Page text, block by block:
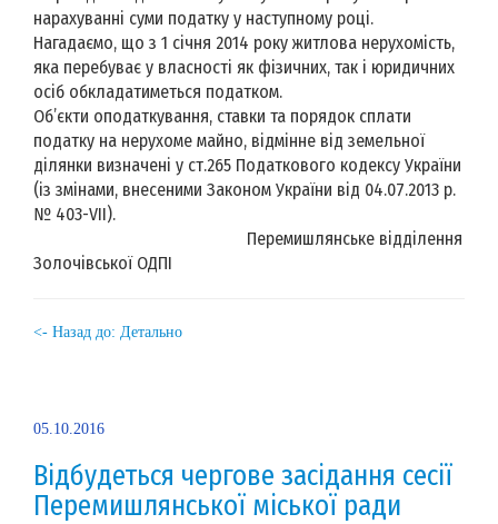
нарахуванні суми податку у наступному році.
Нагадаємо, що з 1 січня 2014 року житлова нерухомість,
яка перебуває у власності як фізичних, так і юридичних
осіб обкладатиметься податком.
Об’єкти оподаткування, ставки та порядок сплати
податку на нерухоме майно, відмінне від земельної
ділянки визначені у ст.265 Податкового кодексу України
(із змінами, внесеними Законом України від 04.07.2013 р.
№ 403-VII).
Перемишлянське відділення
Золочівської ОДПІ
<- Назад до: Детально
05.10.2016
Відбудеться чергове засідання сесії
Перемишлянської міської ради